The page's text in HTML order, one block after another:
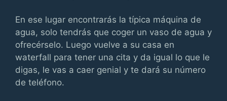
En ese lugar encontrarás la típica máquina de
agua, solo tendrás que coger un vaso de agua y
ofrecérselo. Luego vuelve a su casa en
waterfall para tener una cita y da igual lo que le
digas, le vas a caer genial y te dará su número
de teléfono.